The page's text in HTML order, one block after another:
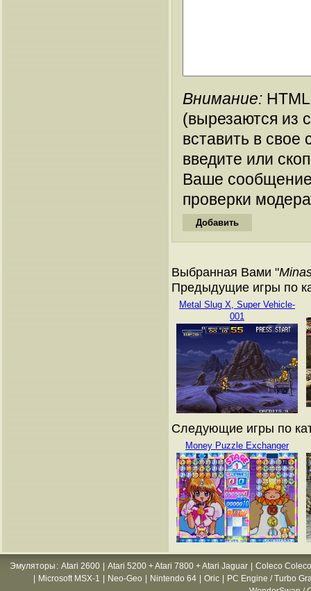
Внимание:
(вырезаются из
вставить в
введите или
Ваше
проверки
Выбранная Вами "
Предыдущие игры по
Metal Slug X, Super Vehicle-
001
Следующие игры по
Money Puzzle Exchanger
Эмуляторы : Atari 2600 Atari 5200 + Atari 7800 + Atari Jaguar
Coleco
Microsoft MSX-1 Neo-Geo Nintendo 64 Oric
PC Engine / Turbo